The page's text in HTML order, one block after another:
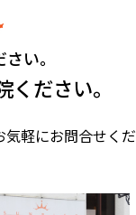
い。
ください。
気軽にお問合せくだ